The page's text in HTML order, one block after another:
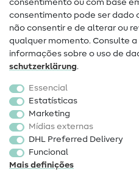
Perguntas frequentes (FAQ)
Direito de cancelamento
Popular
Tecidos
Acessórios de costura
Promoção
consentimento ou com base
consentimento pode ser dado
não consentir e de alterar ou
qualquer momento. Consulte a
informações sobre o uso de
schutz­erklärung.
Essencial
Estatísticas
Marketing
Mídias externas
DHL Preferred Delivery
Funcional
Mais definições